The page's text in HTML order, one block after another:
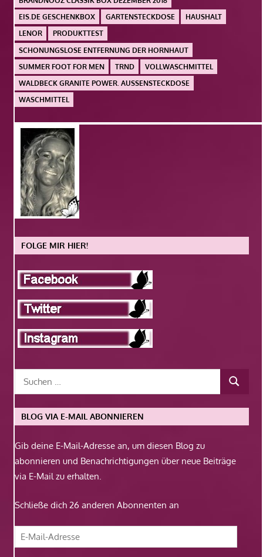
EIS.DE GESCHENKBOX
GARTENSTECKDOSE
HAUSHALT
LENOR
PRODUKTTEST
SCHONUNGSLOSE ENTFERNUNG DER HORNHAUT
SUMMER FOOT FOR MEN
TRND
VOLLWASCHMITTEL
WALDBECK GRANITE POWER. AUSSENSTECKDOSE
WASCHMITTEL
FOLGE MIR HIER!
BLOG VIA E-MAIL ABONNIEREN
Gib deine E-Mail-Adresse an, um diesen Blog zu
abonnieren und Benachrichtigungen über neue Beiträge
via E-Mail zu erhalten.
Schließe dich 26 anderen Abonnenten an
E-
Mail-